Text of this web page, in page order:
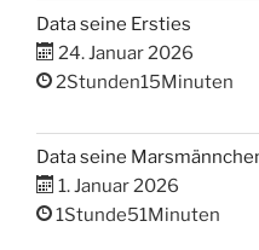
Data seine Ersties
24. Januar 2026
2Stunden15Minuten
Data seine
1. Januar 2026
1Stunde51Minuten